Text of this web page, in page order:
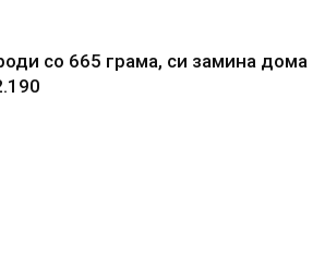
со 665 грама, си замина дома